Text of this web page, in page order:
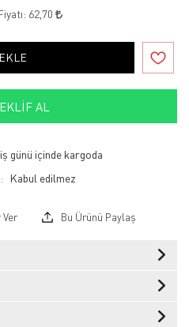
62,70
AL
günü içinde kargoda
Ver Bu Ürünü Paylaş